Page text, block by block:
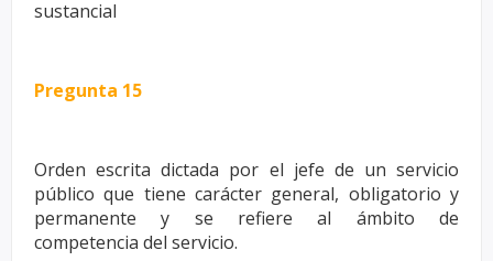
sustancial
Pregunta 15
Orden escrita dictada por el jefe de un servicio
público que tiene carácter general, obligatorio y
permanente y se refiere al ámbito de
competencia del servicio.